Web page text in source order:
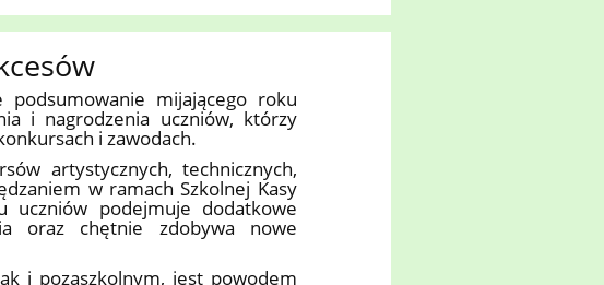
mijającego roku
i nagrodzenia uczniów, którzy
i zawodach.
artystycznych, technicznych,
w ramach Szkolnej Kasy
uczniów podejmuje dodatkowe
oraz chętnie zdobywa nowe
i pozaszkolnym, jest powodem